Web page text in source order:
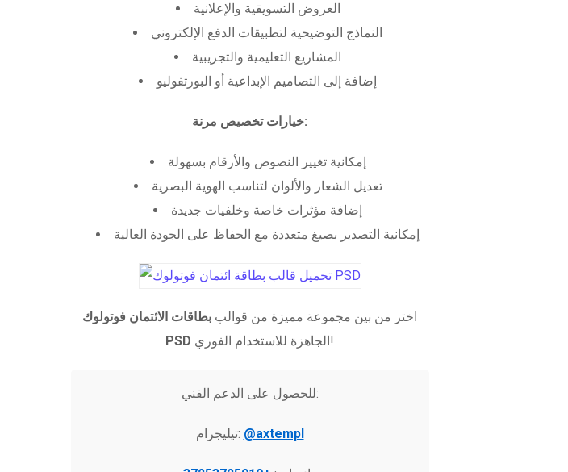
العروض التسويقية والإعلانية
النماذج التوضيحية لتطبيقات الدفع الإلكتروني
المشاريع التعليمية والتجريبية
إضافة إلى التصاميم الإبداعية أو البورتفوليو
خيارات تخصيص مرنة:
إمكانية تغيير النصوص والأرقام بسهولة
تعديل الشعار والألوان لتناسب الهوية البصرية
إضافة مؤثرات خاصة وخلفيات جديدة
إمكانية التصدير بصيغ متعددة مع الحفاظ على الجودة العالية
اختر من بين مجموعة مميزة من قوالب بطاقات الائتمان فوتولوك
PSD
الجاهزة للاستخدام الفوري!
للحصول على الدعم الفني:
تيليجرام: @axtempl